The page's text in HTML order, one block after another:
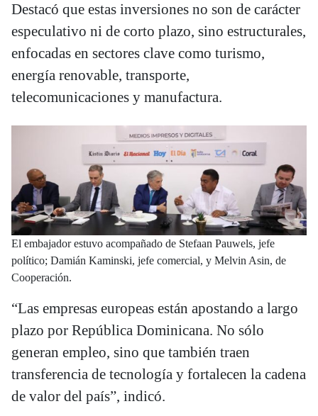
Destacó que estas inversiones no son de carácter
especulativo ni de corto plazo, sino estructurales,
enfocadas en sectores clave como turismo,
energía renovable, transporte,
telecomunicaciones y manufactura.
El embajador estuvo acompañado de Stefaan Pauwels, jefe
político; Damián Kaminski, jefe comercial, y Melvin Asin, de
Cooperación.
“Las empresas europeas están apostando a largo
plazo por República Dominicana. No sólo
generan empleo, sino que también traen
transferencia de tecnología y fortalecen la cadena
de valor del país”, indicó.